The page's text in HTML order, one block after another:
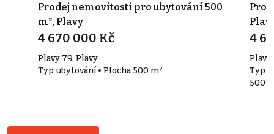
Prodej nemovitosti pro ubytování 500
m², Plavy
4 670 000 Kč
Plavy 79, Plavy
Typ ubytování • Plocha 500 m²
4
Plavy
Typ
500